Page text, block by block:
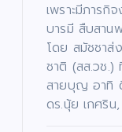
เพราะมีภารกิ
บารมี สืบสาน
โดย สมัชชาส่
ชาติ (สส.วช.)
สายบุญ อาทิ
ดร.นุ้ย เกศริ